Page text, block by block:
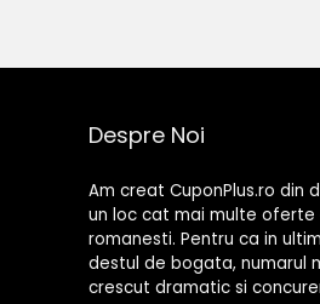
Despre Noi
Am creat CuponPlus.ro din
un loc cat mai multe oferte
romanesti. Pentru ca in
destul de bogata, numarul
crescut dramatic si